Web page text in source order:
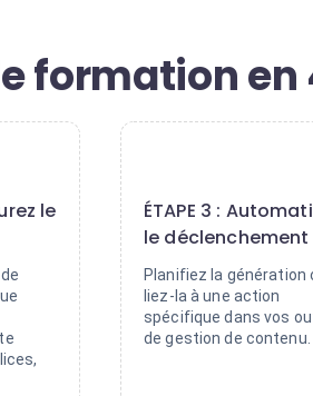
formation en
le
ÉTAPE 3 :
le déclenchement
Planifiez la génération
liez-la à une action
spécifique dans vos
de gestion de contenu.